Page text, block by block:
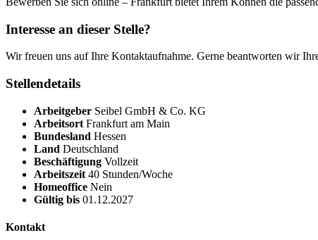
Interesse an dieser Stelle?
Wir freuen uns auf Ihre Kontaktaufnahme. Gerne beantworten wir
Stellendetails
Arbeitgeber Seibel GmbH & Co. KG
Arbeitsort Frankfurt am Main
Bundesland Hessen
Land Deutschland
Beschäftigung Vollzeit
Arbeitszeit 40 Stunden/Woche
Homeoffice Nein
Gültig bis 01.12.2027
Kontakt